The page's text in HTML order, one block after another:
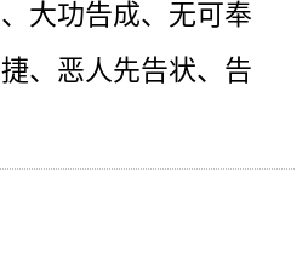
大功告成、无可奉
、恶人先告状、告